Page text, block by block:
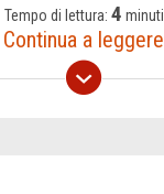
Tempo di lettura: 4 minuti
Continua a leggere